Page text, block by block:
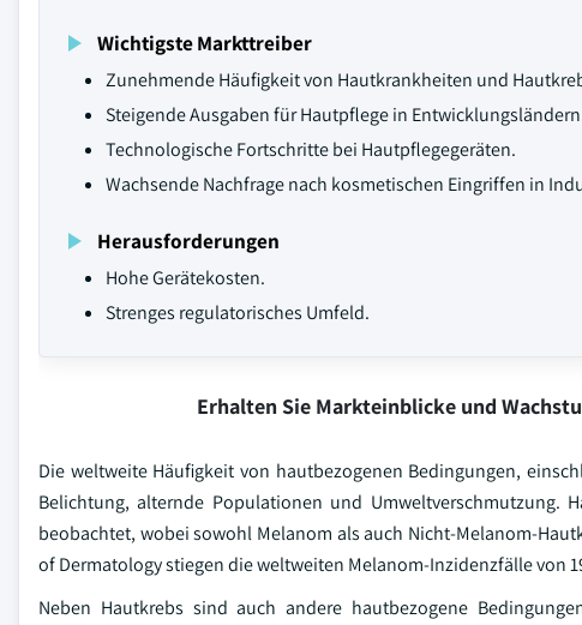
Wichtigste Markttreiber
Zunehmende Häufigkeit von Hautkrankheiten und
Steigende Ausgaben für Hautpflege in
Technologische Fortschritte bei Hautpflegegeräten.
Wachsende Nachfrage nach kosmetischen Eingriffen in
Herausforderungen
Hohe Gerätekosten.
Strenges regulatorisches Umfeld.
Erhalten Sie Markteinblicke und
Die weltweite Häufigkeit von hautbezogenen Bedingungen,
Belichtung, alternde Populationen und Umweltverschmutzung.
beobachtet, wobei sowohl Melanom als auch Nicht-Melanom-
of Dermatology stiegen die weltweiten Melanom-Inzidenzfälle von
Neben Hautkrebs sind auch andere hautbezogene